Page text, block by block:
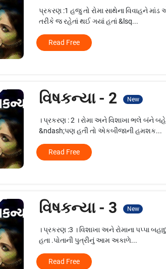
પ્રકરણ :1 હજુ તો રોમા સાથેના વિવાહને
તરીકે જ રહેતાં થઈ ગયાં હતાં &lsq...
Read Free
વિષકન્યા - 2 New
। પ્રકરણ : 2 । રોમા અને વિશાખા ભલે બંને
&ndash;પણ હતી તો એકબીજાની હમશક...
Read Free
વિષકન્યા - 3 New
। પ્રકરણ :3 । વિશાખા અને રોમાના પપ્પા
હતા .પોતાની પુત્રીનું આમ અકાળે...
Read Free